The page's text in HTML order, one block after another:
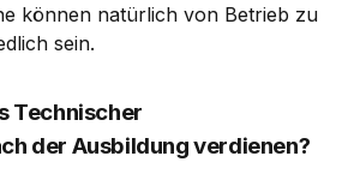
können natürlich von Betrieb zu
sein.
Technischer
der Ausbildung verdienen?